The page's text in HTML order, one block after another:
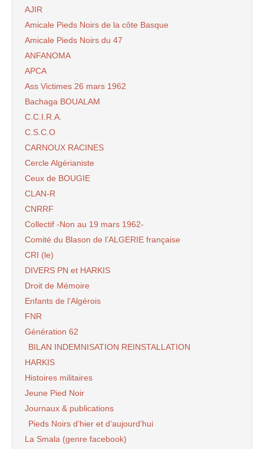
AJIR
Amicale Pieds Noirs de la côte Basque
Amicale Pieds Noirs du 47
ANFANOMA
APCA
Ass Victimes 26 mars 1962
Bachaga BOUALAM
C.C.I.R.A.
C.S.C.O
CARNOUX RACINES
Cercle Algérianiste
Ceux de BOUGIE
CLAN-R
CNRRF
Collectif -Non au 19 mars 1962-
Comité du Blason de l’ALGERIE française
CRI (le)
DIVERS PN et HARKIS
Droit de Mémoire
Enfants de l’Algérois
FNR
Génération 62
BILAN INDEMNISATION REINSTALLATION
HARKIS
Histoires militaires
Jeune Pied Noir
Journaux & publications
Pieds Noirs d’hier et d’aujourd’hui
La Smala (genre facebook)